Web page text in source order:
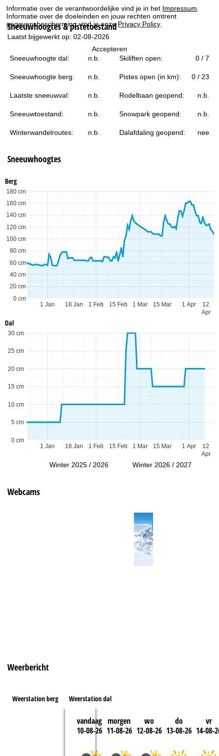
Informatie over de verantwoordelijke vind je in het Impressum
Informatie over de doeleinden en jouw rechten omtrent
gegevensbescherming vind je onze Privacy Policy
Accepteren
g
i
n
a
Sneeuwhoogtes & pistetoestand
Laatst bijgewerkt op: 02-08-2026
Sneeuwhoogte dal: n.b. Skiliften open: 0 / 7
Sneeuwhoogte berg: n.b. Pistes open (in km): 0 / 23
Laatste sneeuwval: n.b. Rodelbaan geopend: n.b.
Sneeuwtoestand: n.b. Snowpark geopend: n.b.
Winterwandelroutes: n.b. Dalafdaling geopend: nee
Sneeuwhoogtes
Berg
1 Jan 1 Feb 1 Mar 1 Apr
18 Jan 15 Feb 15 Mar
12
Apr
0 cm
20 cm
40 cm
60 cm
80 cm
100 cm
120 cm
140 cm
160 cm
180 cm
Dal
1 Jan 1 Feb 1 Mar 1 Apr
18 Jan 15 Feb 15 Mar
12
Apr
0 cm
5 cm
10 cm
15 cm
20 cm
25 cm
30 cm
Winter 2025 / 2026 Winter 2026 / 2027
Webcams
Weerbericht
Weerstation berg Weerstation dal
vandaag
10-08-26
morgen
11-08-26
wo
12-08-26
do
13-08-26
vr
14-08-